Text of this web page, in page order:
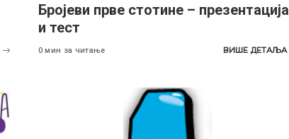
Бројеви прве стoтине – презентација
и тест
0 мин за читање ВИШЕ ДЕТАЉА